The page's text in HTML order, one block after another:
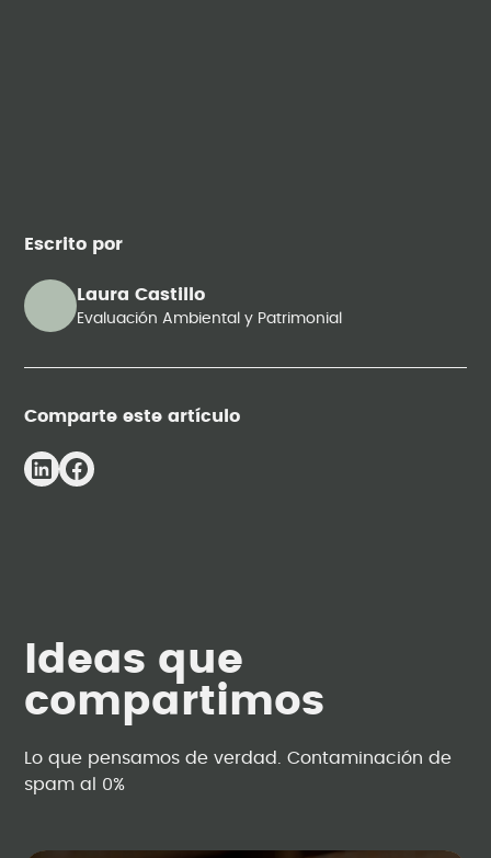
Escrito por
Laura Castillo
Evaluación Ambiental y Patrimonial
Comparte este artículo
Ideas que
compartimos
Lo que pensamos de verdad. Contaminación de
spam al 0%